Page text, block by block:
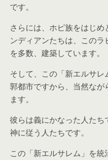
です。
さらには、ホピ族をはじ
ンディアンたちは、この
を多数、建築しています。
そして、この「新エルサ
郭都市ですから、当然な
ます。
彼らは義にかなった人たち
神に従う人たちです。
この「新エルサレム」を